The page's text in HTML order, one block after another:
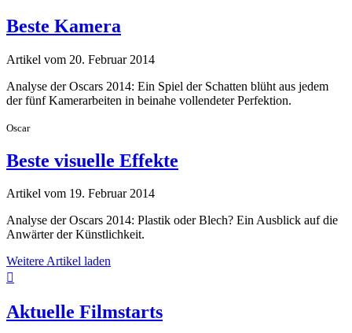
Beste Kamera
Artikel vom 20. Februar 2014
Analyse der Oscars 2014: Ein Spiel der Schatten blüht aus jedem
der fünf Kamerarbeiten in beinahe vollendeter Perfektion.
Oscar
Beste visuelle Effekte
Artikel vom 19. Februar 2014
Analyse der Oscars 2014: Plastik oder Blech? Ein Ausblick auf die
Anwärter der Künstlichkeit.
Weitere Artikel laden

Aktuelle Filmstarts